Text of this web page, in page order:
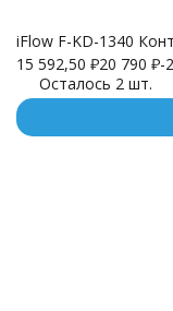
iFlow F-KD-1340
15 592,50 ₽20 790 ₽-
Осталось 2 шт.